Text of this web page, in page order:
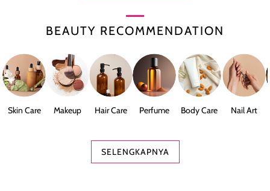
BEAUTY RECOMMENDATION
Skin Care Makeup Hair Care Perfume Body Care Nail Art
SELENGKAPNYA